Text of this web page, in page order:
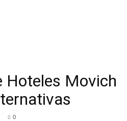
Hoteles Movich
0